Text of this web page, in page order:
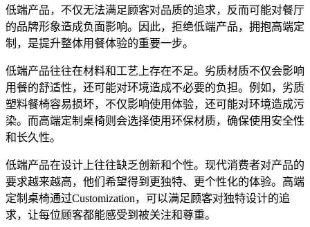
低端产品，不仅无法满足顾客对品质的追求，反而可能对餐厅
的品牌形象造成负面影响。因此，拒绝低端产品，拥抱高端定
制，是提升整体用餐体验的重要一步。
低端产品往往在材料和工艺上存在不足。劣质材质不仅会影响
用餐的舒适性，还可能对环境造成不必要的负担。例如，劣质
塑料餐椅容易损坏，不仅影响使用体验，还可能对环境造成污
染。而高端定制桌椅则会选择使用环保材质，确保使用安全性
和长久性。
低端产品在设计上往往缺乏创新和个性。现代消费者对产品的
要求越来越高，他们希望得到更独特、更个性化的体验。高端
定制桌椅通过Customization，可以满足顾客对独特设计的追
求，让每位顾客都能感受到被关注和尊重。